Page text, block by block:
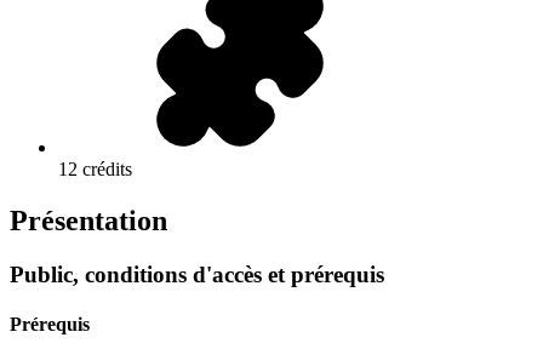
12 crédits
Présentation
Public, conditions d'accès et prérequis
Prérequis